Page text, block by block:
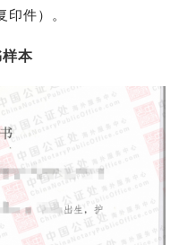
件）。
样本